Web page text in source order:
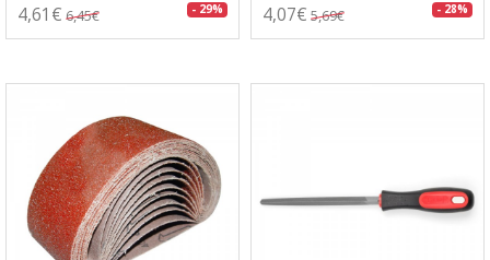
4,61€ 6,45€ - 29% 4,07€ 5,69€ - 28%